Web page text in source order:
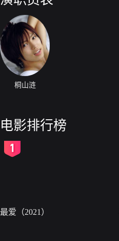
桐山涟
电影排行榜
最爱（2021）